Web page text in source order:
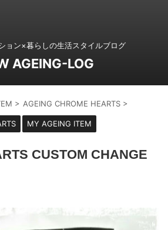
ョン×暮らしの生活スタイルブログ
AGEING-LOG
> AGEING CHROME HEARTS >
MY AGEING ITEM
CUSTOM CHANGE